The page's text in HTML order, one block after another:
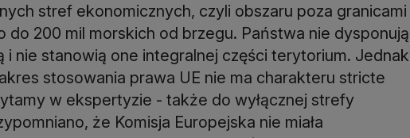
stref ekonomicznych, czyli obszaru poza granicami
200 mil morskich od brzegu. Państwa nie dysponują
nie stanowią one integralnej części terytorium. Jednak
stosowania prawa UE nie ma charakteru stricte
w ekspertyzie - także do wyłącznej strefy
że Komisja Europejska nie miała